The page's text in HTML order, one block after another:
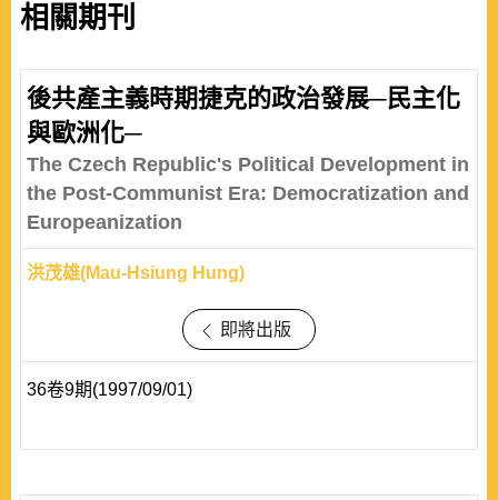
相關期刊
後共產主義時期捷克的政治發展─民主化
與歐洲化─
The Czech Republic's Political Development in
the Post-Communist Era: Democratization and
Europeanization
洪茂雄(Mau-Hsiung Hung)
即將出版
36卷9期(1997/09/01)